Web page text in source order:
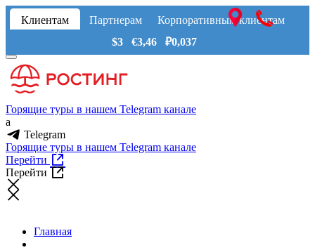
Клиентам Партнерам
Корпоративным клиентам
$3 €3,46 ₽0,037
Горящие туры в нашем Telegram канале
a
Telegram
Горящие туры в нашем Telegram канале
Перейти
Перейти
Главная